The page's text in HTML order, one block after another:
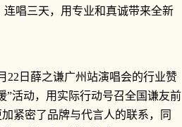
连唱三天，用专业和真诚带来全新
22日薛之谦广州站演唱会的行业赞
”活动，用实际行动号召全国谦友前
紧密了品牌与代言人的联系，同